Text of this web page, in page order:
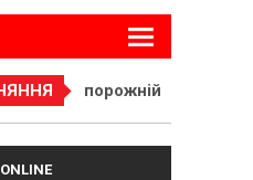
порожній